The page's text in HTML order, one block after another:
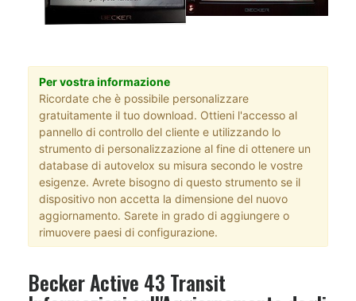
Per vostra informazione
Ricordate che è possibile personalizzare
gratuitamente il tuo download. Ottieni l'accesso al
pannello di controllo del cliente e utilizzando lo
strumento di personalizzazione al fine di ottenere un
database di autovelox su misura secondo le vostre
esigenze. Avrete bisogno di questo strumento se il
dispositivo non accetta la dimensione del nuovo
aggiornamento. Sarete in grado di aggiungere o
rimuovere paesi di configurazione.
Becker Active 43 Transit